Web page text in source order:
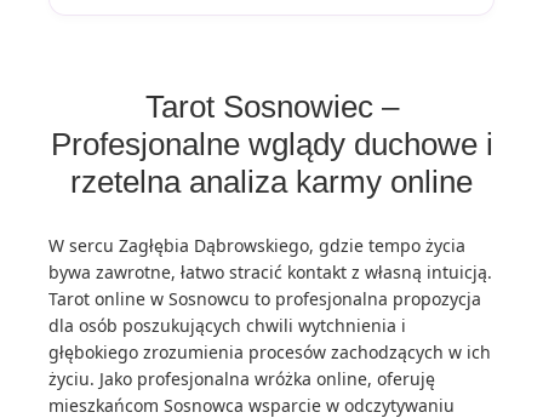
Tarot Sosnowiec –
Profesjonalne wglądy duchowe i
rzetelna analiza karmy online
W sercu Zagłębia Dąbrowskiego, gdzie tempo życia
bywa zawrotne, łatwo stracić kontakt z własną intuicją.
Tarot online w Sosnowcu to profesjonalna propozycja
dla osób poszukujących chwili wytchnienia i
głębokiego zrozumienia procesów zachodzących w ich
życiu. Jako profesjonalna wróżka online, oferuję
mieszkańcom Sosnowca wsparcie w odczytywaniu